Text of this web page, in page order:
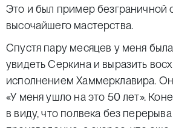
Это и был пример безграничной
высочайшего мастерства.
Спустя пару месяцев у меня
увидеть Серкина и выразить
исполнением Хаммерклавира. Он
«У меня ушло на это 50 лет».
в виду, что полвека без